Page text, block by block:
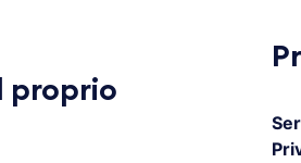
proprio